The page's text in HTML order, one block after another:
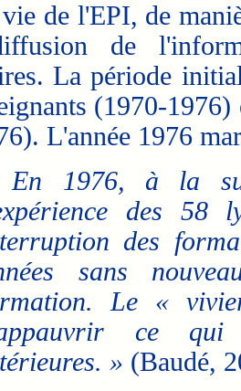
de l'EPI, de
de
La période
(1970-
L'année 1976
1976, à la
des 58
des
sans
Le «
ce qui
» (Baudé,